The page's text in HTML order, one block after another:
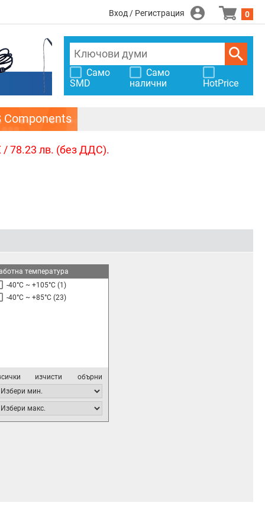
Вход / Регистрация 0
Само
SMD
Само
налични
HotPrice
Components
/ 78.23 лв. (без ДДС).
температура
-40°C ~ +105°C (1)
-40°C ~ +85°C (23)
изчисти обърни